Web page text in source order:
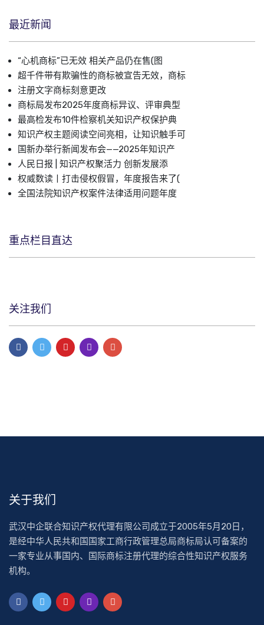
最近新闻
“心机商标”已无效 相关产品仍在售(图
超千件带有欺骗性的商标被宣告无效，商标
注册文字商标刻意更改
商标局发布2025年度商标异议、评审典型
最高检发布10件检察机关知识产权保护典
知识产权主题阅读空间亮相，让知识触手可
国新办举行新闻发布会——2025年知识产
人民日报 | 知识产权聚活力 创新发展添
权威数读丨打击侵权假冒，年度报告来了(
全国法院知识产权案件法律适用问题年度
重点栏目直达
关注我们
关于我们
武汉中企联合知识产权代理有限公司成立于2005年5月20日，
是经中华人民共和国国家工商行政管理总局商标局认可备案的
一家专业从事国内、国际商标注册代理的综合性知识产权服务
机构。